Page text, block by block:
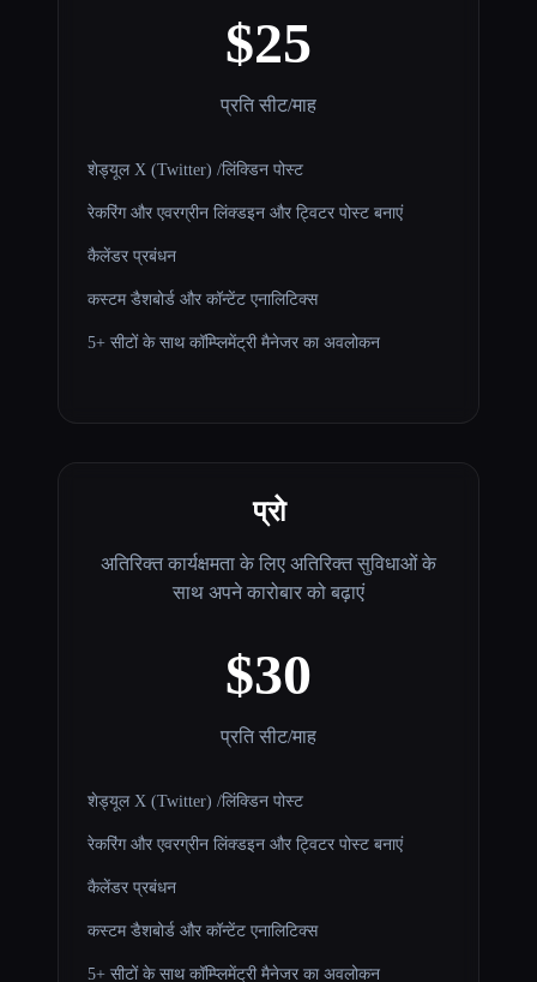
$25
प्रति सीट/माह
शेड्यूल X (Twitter) /लिंक्डिन पोस्ट
रेकरिंग और एवरग्रीन लिंक्डइन और ट्विटर पोस्ट बनाएं
कैलेंडर प्रबंधन
कस्टम डैशबोर्ड और कॉन्टेंट एनालिटिक्स
5+ सीटों के साथ कॉम्प्लिमेंट्री मैनेजर का अवलोकन
प्रो
अतिरिक्त कार्यक्षमता के लिए अतिरिक्त सुविधाओं के
साथ अपने कारोबार को बढ़ाएं
$30
प्रति सीट/माह
शेड्यूल X (Twitter) /लिंक्डिन पोस्ट
रेकरिंग और एवरग्रीन लिंक्डइन और ट्विटर पोस्ट बनाएं
कैलेंडर प्रबंधन
कस्टम डैशबोर्ड और कॉन्टेंट एनालिटिक्स
5+ सीटों के साथ कॉम्प्लिमेंट्री मैनेजर का अवलोकन